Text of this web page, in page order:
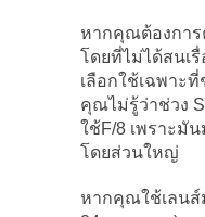
หากคุณต้องกา
โดยที่ไม่ได้สนเรื่
เลือกใช้เฉพาะที่
คุณไม่รู้ว่าช่วง
ใช้F/8 เพราะมั
โดยส่วนใหญ่
หากคุณใช้เลนส์